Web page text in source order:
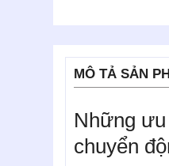
MÔ TẢ SẢN
Những
chuyển